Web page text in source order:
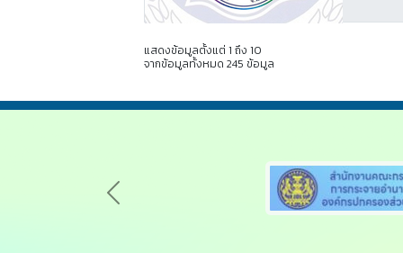
แสดงข้อมูลตั้งแต่ 1 ถึง 10
จากข้อมูลทั้งหมด 245 ข้อมูล
Previous